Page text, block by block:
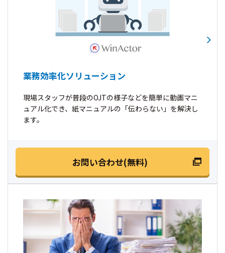
業務効率化ソリューション
現場スタッフが普段のOJTの様子などを簡単に動画マニ
ュアル化でき、紙マニュアルの「伝わらない」を解決し
ます。
お問い合わせ(無料)